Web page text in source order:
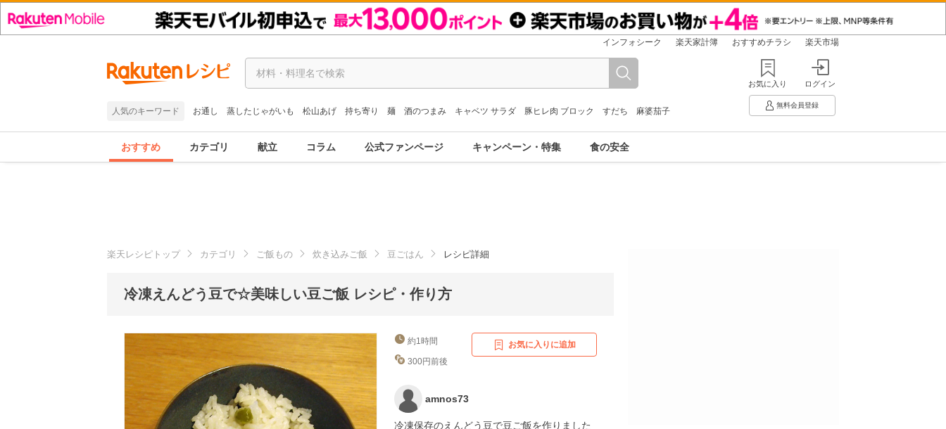
インフォシーク 楽天家計簿 おすすめチラシ 楽天市場
人気のキーワード お通し 蒸したじゃがいも 松山あげ 持ち寄り 麺 酒のつまみ キャベツ サラダ 豚ヒレ肉 ブロック すだち 麻婆茄子
お気に入り ログイン
無料会員登録
おすすめ カテゴリ 献立 コラム 公式ファンページ キャンペーン・特集 食の安全
楽天レシピトップ カテゴリ ご飯もの 炊き込みご飯 豆ごはん レシピ詳細
冷凍えんどう豆で☆美味しい豆ご飯 レシピ・作り方
約1時間
300円前後
お気に入りに追加
amnos73
冷凍保存のえんどう豆で豆ご飯を作りました